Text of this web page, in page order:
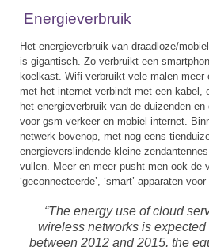
Energieverbruik
Het energieverbruik van draadloze/
is gigantisch. Zo verbruikt een
koelkast. Wifi verbruikt vele malen meer
met het internet verbindt met een kabel,
het energieverbruik van de duizenden
voor gsm-verkeer en mobiel internet.
netwerk bovenop, met nog eens
energieverslindende kleine
vullen. Meer en meer pusht men ook de
‘geconnecteerde’, ‘smart’ apparaten
“The energy use of cloud
wireless networks is
between 2012 and 2015, the